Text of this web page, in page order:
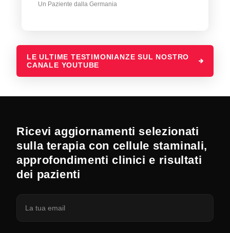
Un Paziente dalla Germania
LE ULTIME TESTIMONIANZE SUL NOSTRO
CANALE YOUTUBE
Ricevi aggiornamenti selezionati
sulla terapia con cellule staminali,
approfondimenti clinici e risultati
dei pazienti